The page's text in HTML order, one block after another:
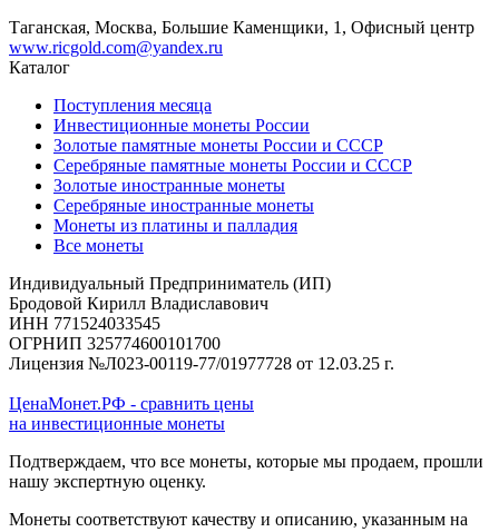
Таганская, Москва, Большие Каменщики, 1, Офисный центр
www.ricgold.com@yandex.ru
Каталог
Поступления месяца
Инвестиционные монеты России
Золотые памятные монеты России и СССР
Серебряные памятные монеты России и СССР
Золотые иностранные монеты
Серебряные иностранные монеты
Монеты из платины и палладия
Все монеты
Индивидуальный Предприниматель (ИП)
Бродовой Кирилл Владиславович
ИНН 771524033545
ОГРНИП 325774600101700
Лицензия №Л023-00119-77/01977728 от 12.03.25 г.
ЦенаМонет.РФ - сравнить цены
на инвестиционные монеты
Подтверждаем, что все монеты, которые мы продаем, прошли
нашу экспертную оценку.
Монеты соответствуют качеству и описанию, указанным на